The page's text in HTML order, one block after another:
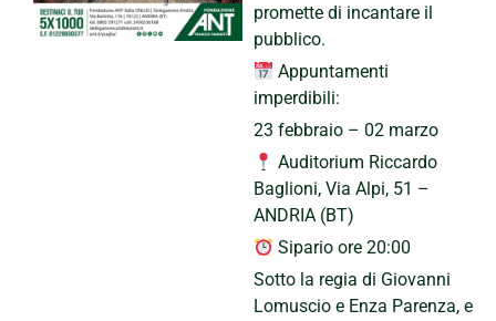
promette di incantare il
pubblico.
Appuntamenti
imperdibili:
23 febbraio – 02 marzo
Auditorium Riccardo
Baglioni, Via Alpi, 51 –
ANDRIA (BT)
Sipario ore 20:00
Sotto la regia di Giovanni
Lomuscio e Enza Parenza, e